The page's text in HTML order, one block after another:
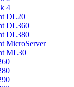
4
DL20
DL360
DL380
MicroServer
ML30